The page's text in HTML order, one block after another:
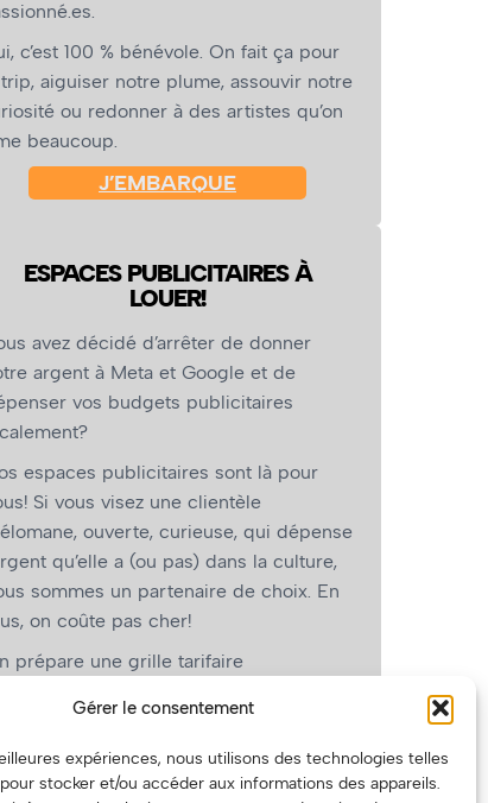
Gérer le consentement
expériences, nous utilisons des technologies telles
stocker et/ou accéder aux informations des appareils.
c’est 100 % bénévole. On fait ça pour
aiguiser notre plume, assouvir notre
ou redonner à des artistes qu’on
beaucoup.
J’EMBARQUE
ESPACES PUBLICITAIRES À
LOUER!
avez décidé d’arrêter de donner
argent à Meta et Google et de
vos budgets publicitaires
espaces publicitaires sont là pour
Si vous visez une clientèle
ouverte, curieuse, qui dépense
qu’elle a (ou pas) dans la culture,
sommes un partenaire de choix. En
on coûte pas cher!
prépare une grille tarifaire
les artistes!)